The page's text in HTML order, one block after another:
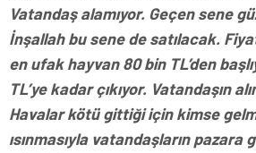
Vatandaş alamıyor. Geçen sene
İnşallah bu sene de satılacak.
en ufak hayvan 80 bin TL’den
TL’ye kadar çıkıyor. Vatandaşın
Havalar kötü gittiği için kimse
ısınmasıyla vatandaşların pazara